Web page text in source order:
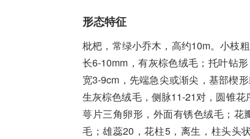
形态特征
枇杷，常绿小乔木，高约10m。小枝
长6-10mm，有灰棕色绒毛；托叶钻
宽3-9cm，先端急尖或渐尖，基部楔
生灰棕色绒毛，侧脉11-21对，圆锥
萼片三角卵形，外面有锈色绒毛；花
毛；雄蕊20，花柱5，离生，柱头头